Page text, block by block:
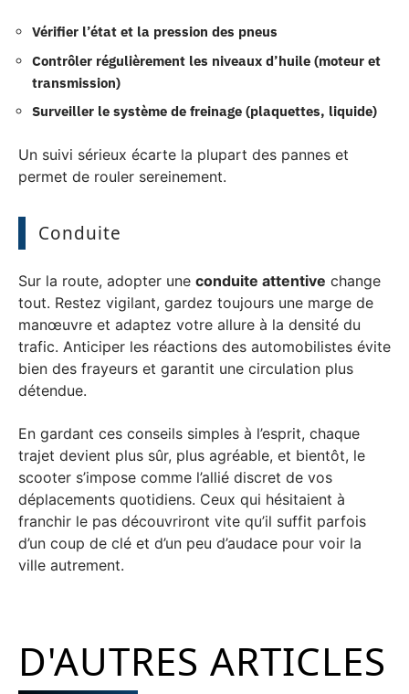
Vérifier l’état et la pression des pneus
Contrôler régulièrement les niveaux d’huile (moteur et
transmission)
Surveiller le système de freinage (plaquettes, liquide)
Un suivi sérieux écarte la plupart des pannes et
permet de rouler sereinement.
Conduite
Sur la route, adopter une conduite attentive change
tout. Restez vigilant, gardez toujours une marge de
manœuvre et adaptez votre allure à la densité du
trafic. Anticiper les réactions des automobilistes évite
bien des frayeurs et garantit une circulation plus
détendue.
En gardant ces conseils simples à l’esprit, chaque
trajet devient plus sûr, plus agréable, et bientôt, le
scooter s’impose comme l’allié discret de vos
déplacements quotidiens. Ceux qui hésitaient à
franchir le pas découvriront vite qu’il suffit parfois
d’un coup de clé et d’un peu d’audace pour voir la
ville autrement.
D'AUTRES ARTICLES